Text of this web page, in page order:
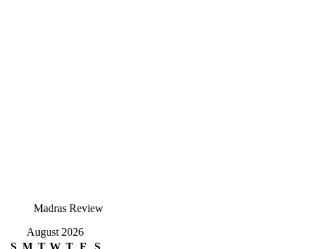
Madras Review
August 2026